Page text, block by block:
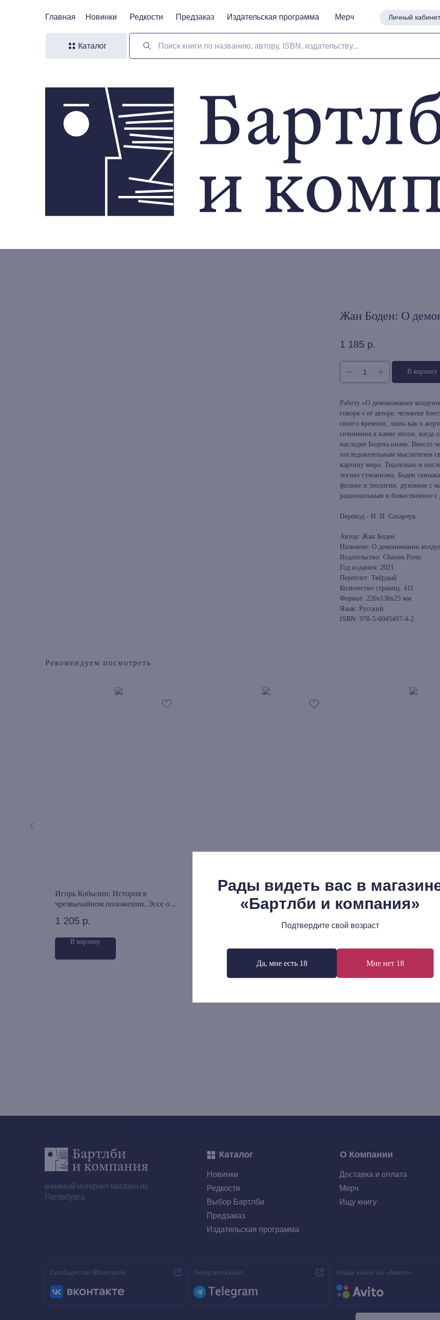
Личный кабинет
Поиск книги по названию, автору, ISBN, издательству...
Новинки Предзаказ Издательская программа Мерч
Редкости
Главная
Каталог
Личный кабинет
Новинки Предзаказ Издательская программа Мерч
Редкости
Главная
Рады видеть вас в
«Бартлби и компания»
Подтвердите свой возраст
Да, мне есть 18 Мне нет 18
Жан Боден: О
1 185 р.
В корзину
Работу «О демономании
говоря о её авторе, человеке
своего времени, лишь как о
сочинения в канве эпохи, когда
наследие Бодена иначе. Вместо
последовательным мыслителем
картину мира. Тщательно и
логике гуманизма, Боден
физике и теологии, духовное с
рациональным и божественное с
Перевод - И. И. Сахарчук
Автор: Жан Боден
Название: О демономании
Издательство: Chaosss Press
Год издания: 2021
Переплет: Твёрдый
Количество страниц: 411
Формат: 226x136x25 мм
Язык: Русский
ISBN: 978-5-6045497-4-2
Рекомендуем посмотреть
Игорь Кобылин: История в
чрезвычайном положении. Эссе о
и практиках историописания
1 205 р.
В корзину
Мераб Мамардашвили: Очерк
современной европейской
Реджина Рини: Этика
1 110 р.
книжный интернет-магазин из
Петербурга
О Компании
Каталог
Сообщество ВКонтакте
Ищу книгу
Мерч
Доставка и оплата
Наши книги на «Авито»
Предзаказ
Выбор Бартлби
Редкости
Новинки
Издательская программа
Telegram-канал